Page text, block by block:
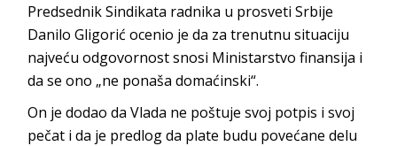
Predsednik Sindikata radnika u prosveti Srbije
Danilo Gligorić ocenio je da za trenutnu situaciju
najveću odgovornost snosi Ministarstvo finansija i
da se ono „ne ponaša domaćinski“.
On je dodao da Vlada ne poštuje svoj potpis i svoj
pečat i da je predlog da plate budu povećane delu